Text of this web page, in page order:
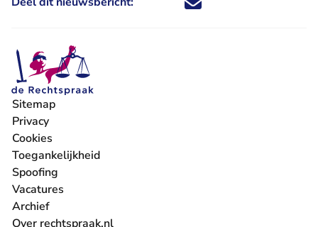
Sitemap
Privacy
Cookies
Toegankelijkheid
Spoofing
Vacatures
- U verlaat Rechtspraak.nl
Archief
Over rechtspraak.nl